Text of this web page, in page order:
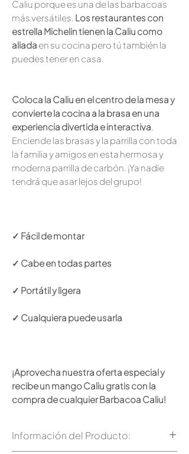
Caliu porque es una de las barbacoas
más versátiles. Los restaurantes con
estrella Michelin tienen la Caliu como
aliada en su cocina pero tú también la
puedes tener en casa.
Coloca la Caliu en el centro de la mesa y
convierte la cocina a la brasa en una
experiencia divertida e interactiva.
Enciende las brasas y la parrilla con toda
la familia y amigos en esta hermosa y
moderna parrilla de carbón. ¡Ya nadie
tendrá que asar lejos del grupo!
✓ Fácil de montar
✓ Cabe en todas partes
✓ Portátil y ligera
✓ Cualquiera puede usarla
¡Aprovecha nuestra oferta especial y
recibe un mango Caliu gratis con la
compra de cualquier Barbacoa Caliu!
Información del Producto: